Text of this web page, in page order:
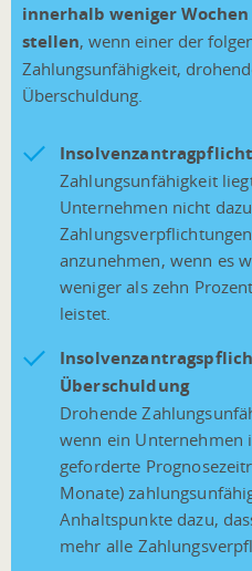
innerhalb weniger
stellen, wenn einer der
Zahlungsunfähigkeit,
Überschuldung.
Zahlungsunfähigkeit
Unternehmen nicht
anzunehmen, wenn es
weniger als zehn
leistet.
Überschuldung
Drohende
wenn ein Unternehmen
geforderte
Monate)
Anhaltspunkte dazu,
mehr alle